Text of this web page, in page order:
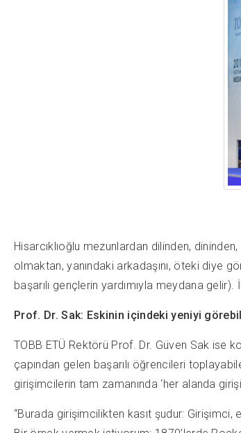
Hisarcıklıoğlu mezunlardan dilinden,
olmaktan, yanındaki arkadaşını, öteki diye
başarılı gençlerin yardımıyla meydana
Prof. Dr. Sak: Eskinin içindeki yeniyi
TOBB ETÜ Rektörü Prof. Dr. Güven Sak ise
çapından gelen başarılı öğrencileri
girişimcilerin tam zamanında ‘her alanda
“Burada girişimcilikten kasıt şudur: